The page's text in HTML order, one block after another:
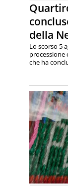
della
Lo scorso 5
processione
che ha